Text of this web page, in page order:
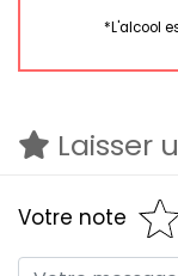
*L'alcool
Laisser
Votre note